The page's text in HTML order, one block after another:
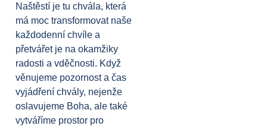
Naštěstí je tu chvála, která
má moc transformovat naše
každodenní chvíle a
přetvářet je na okamžiky
radosti a vděčnosti. Když
věnujeme pozornost a čas
vyjádření chvály, nejenže
oslavujeme Boha, ale také
vytváříme prostor pro